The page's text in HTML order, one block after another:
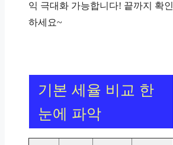
익 극대화 가능합니다! 끝까지 확인
하세요~
기본 세율 비교 한
눈에 파악